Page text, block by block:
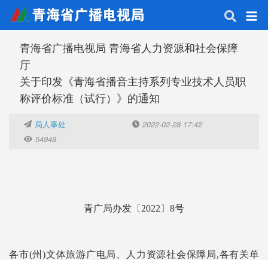
青海省广播电视局 青海省人力资源和社会保障
厅
关于印发《青海省播音主持系列专业技术人员职
称评价标准（试行）》的通知
局人事处
2022-02-28 17:42
54949
青广局办发〔2022〕8号
各市(州)文体旅游广电局、人力资源社会保障局,各有关单